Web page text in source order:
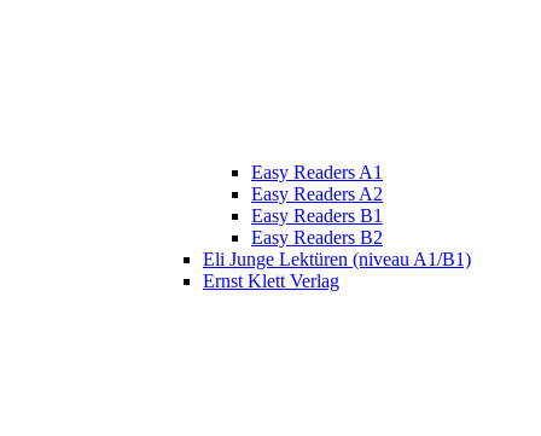
Easy Readers A1
Easy Readers A2
Easy Readers B1
Easy Readers B2
Eli Junge Lektüren (niveau A1/B1)
Ernst Klett Verlag